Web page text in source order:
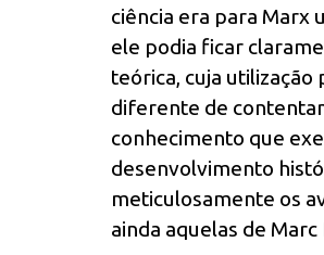
ciência era para Marx
ele podia ficar
teórica, cuja
diferente de
conhecimento que
desenvolvimento
meticulosamente os
ainda aquelas de